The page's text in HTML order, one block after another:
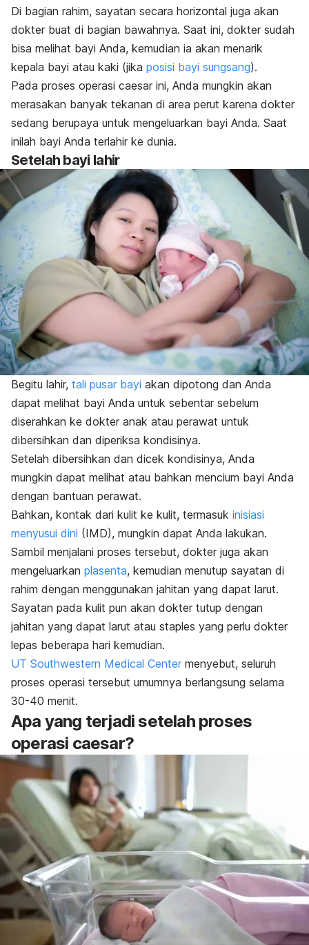
Di bagian rahim, sayatan secara horizontal juga akan
dokter buat di bagian bawahnya. Saat ini, dokter sudah
bisa melihat bayi Anda, kemudian ia akan menarik
kepala bayi atau kaki (jika posisi bayi sungsang).
Pada proses operasi caesar ini, Anda mungkin akan
merasakan banyak tekanan di area perut karena dokter
sedang berupaya untuk mengeluarkan bayi Anda. Saat
inilah bayi Anda terlahir ke dunia.
Setelah bayi lahir
Begitu lahir, tali pusar bayi akan dipotong dan Anda
dapat melihat bayi Anda untuk sebentar sebelum
diserahkan ke dokter anak atau perawat untuk
dibersihkan dan diperiksa kondisinya.
Setelah dibersihkan dan dicek kondisinya, Anda
mungkin dapat melihat atau bahkan mencium bayi Anda
dengan bantuan perawat.
Bahkan, kontak dari kulit ke kulit, termasuk inisiasi
menyusui dini (IMD), mungkin dapat Anda lakukan.
Sambil menjalani proses tersebut, dokter juga akan
mengeluarkan plasenta, kemudian menutup sayatan di
rahim dengan menggunakan jahitan yang dapat larut.
Sayatan pada kulit pun akan dokter tutup dengan
jahitan yang dapat larut atau staples yang perlu dokter
lepas beberapa hari kemudian.
UT Southwestern Medical Center menyebut, seluruh
proses operasi tersebut umumnya berlangsung selama
30-40 menit.
Apa yang terjadi setelah proses
operasi caesar?